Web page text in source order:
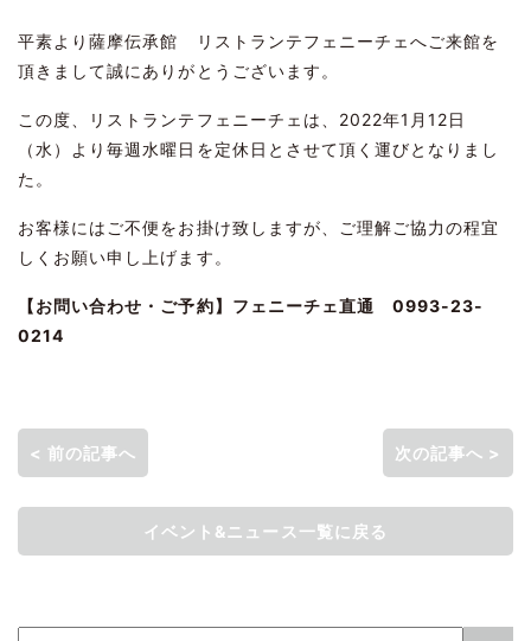
平素より薩摩伝承館 リストランテフェニーチェへご来館を
頂きまして誠にありがとうございます。
この度、リストランテフェニーチェは、2022年1月12日
（水）より毎週水曜日を定休日とさせて頂く運びとなりまし
た。
お客様にはご不便をお掛け致しますが、ご理解ご協力の程宜
しくお願い申し上げます。
【お問い合わせ・ご予約】フェニーチェ直通 0993-23-
0214
< 前の記事へ 次の記事へ >
イベント&ニュース一覧に戻る